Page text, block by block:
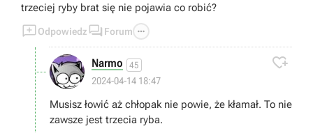
trzeciej ryby brat się nie pojawia co robić?
Odpowiedz  Forum 
Narmo 45
2024-04-14 18:47

Musisz łowić aż chłopak nie powie, że kłamał. To nie
zawsze jest trzecia ryba.